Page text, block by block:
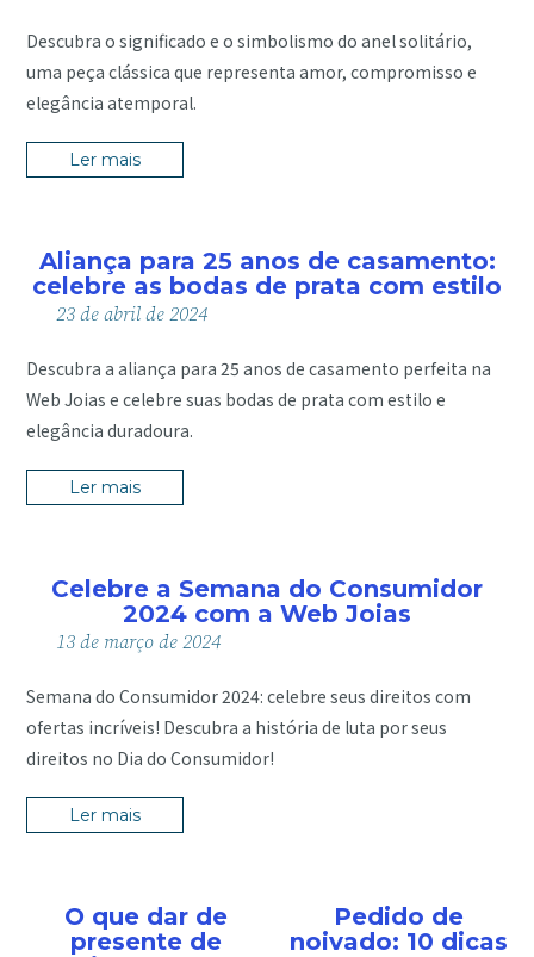
Descubra o significado e o simbolismo do anel solitário,
uma peça clássica que representa amor, compromisso e
elegância atemporal.
Ler mais
Aliança para 25 anos de casamento:
celebre as bodas de prata com estilo
23deabrilde2024
Descubra a aliança para 25 anos de casamento perfeita na
Web Joias e celebre suas bodas de prata com estilo e
elegância duradoura.
Ler mais
Celebre a Semana do Consumidor
2024 com a Web Joias
13de marçode2024
Semana do Consumidor 2024: celebre seus direitos com
ofertas incríveis! Descubra a história de luta por seus
direitos no Dia do Consumidor!
Ler mais
O que dar de
presente de
Pedido de
noivado: 10 dicas